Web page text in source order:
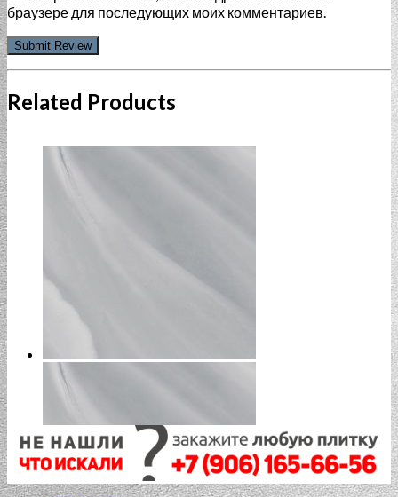
браузере для последующих моих комментариев.
Related Products